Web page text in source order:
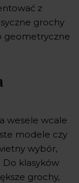
z
grochy
geometryczne
wesele wcale
modele czy
wybór,
klasyków
grochy,